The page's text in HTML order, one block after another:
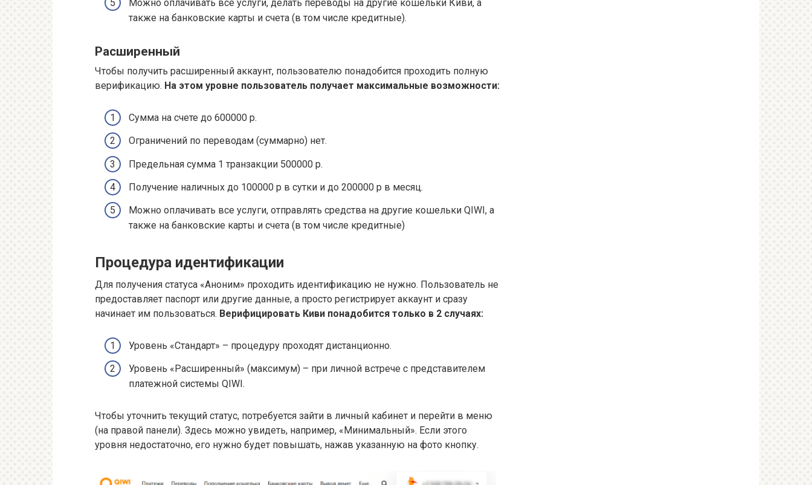
Можно оплачивать все услуги, делать переводы на другие кошельки Киви, а
также на банковские карты и счета (в том числе кредитные).
Расширенный
Чтобы получить расширенный аккаунт, пользователю понадобится проходить полную
верификацию. На этом уровне пользователь получает максимальные возможности:
Сумма на счете до 600000 р.
Ограничений по переводам (суммарно) нет.
Предельная сумма 1 транзакции 500000 р.
Получение наличных до 100000 р в сутки и до 200000 р в месяц.
Можно оплачивать все услуги, отправлять средства на другие кошельки QIWI, а
также на банковские карты и счета (в том числе кредитные)
Процедура идентификации
Для получения статуса «Аноним» проходить идентификацию не нужно. Пользователь не
предоставляет паспорт или другие данные, а просто регистрирует аккаунт и сразу
начинает им пользоваться. Верифицировать Киви понадобится только в 2 случаях:
Уровень «Стандарт» – процедуру проходят дистанционно.
Уровень «Расширенный» (максимум) – при личной встрече с представителем
платежной системы QIWI.
Чтобы уточнить текущий статус, потребуется зайти в личный кабинет и перейти в меню
(на правой панели). Здесь можно увидеть, например, «Минимальный». Если этого
уровня недостаточно, его нужно будет повышать, нажав указанную на фото кнопку.